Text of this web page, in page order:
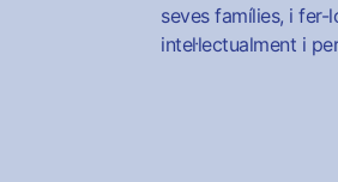
seves famílies, i fer-
intel·lectualment i